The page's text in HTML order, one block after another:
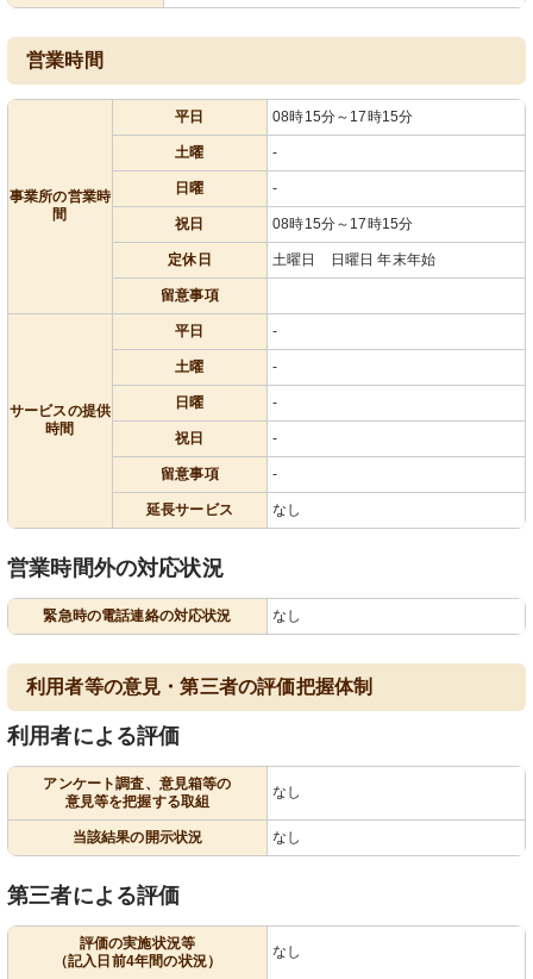
営業時間
事業所の営業時
間
平日 08時15分～17時15分
土曜 -
日曜 -
祝日 08時15分～17時15分
定休日 土曜日 日曜日 年末年始
留意事項
サービスの提供
時間
平日 -
土曜 -
日曜 -
祝日 -
留意事項 -
延長サービス なし
営業時間外の対応状況
緊急時の電話連絡の対応状況 なし
利用者等の意見・第三者の評価把握体制
利用者による評価
アンケート調査、意見箱等の
意見等を把握する取組
なし
当該結果の開示状況 なし
第三者による評価
評価の実施状況等
（記入日前4年間の状況）
なし